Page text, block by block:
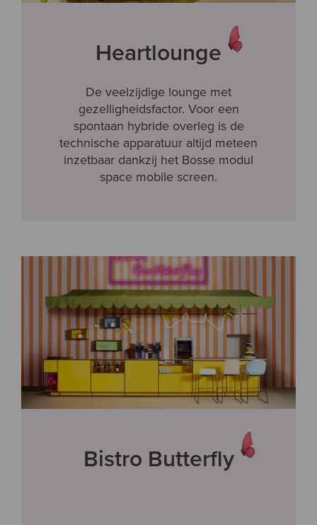
Heartlounge
De veelzijdige lounge met
gezelligheidsfactor. Voor een
spontaan hybride overleg is de
technische apparatuur altijd meteen
inzetbaar dankzij het Bosse modul
space mobile screen.
Bistro Butterfly